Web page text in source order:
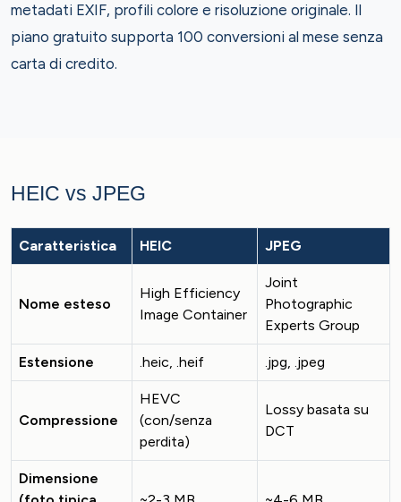
metadati EXIF, profili colore e risoluzione originale. Il
piano gratuito supporta 100 conversioni al mese senza
carta di credito.
HEIC vs JPEG
Caratteristica HEIC JPEG
Nome esteso
High Efficiency
Image Container
Joint
Photographic
Experts Group
Estensione .heic, .heif .jpg, .jpeg
Compressione
HEVC
(con/senza
perdita)
Lossy basata su
DCT
Dimensione